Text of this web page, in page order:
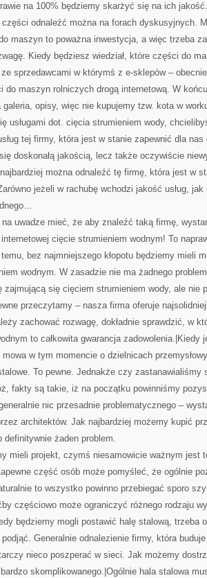
na 100% będziemy skarżyć się na ich
odnaleźć można na forach dyskusyjnych.
maszyn to poważna inwestycja, a więc trzeba
Kiedy będziesz wiedział, które części do
sprzedawcami w którymś z e-sklepów –
do maszyn rolniczych drogą internetową. W
opisy, więc nie kupujemy tzw. kota w
usługami dot. cięcia strumieniem wody,
tej firmy, która jest w stanie zapewnić dla
doskonałą jakością, lecz także oczywiście
można odnaleźć tę firmę, która jest w
jeżeli w rachubę wchodzi jakość usług,
na uwadze mieć, że aby znaleźć taką firmę,
cięcie strumieniem wodnym! To
temu, bez najmniejszego kłopotu będziemy mieli
wodnym. W zasadzie nie ma żadnego
zajmującą się cięciem strumieniem wody, ale nie
przeczytamy – nasza firma oferuje
zachować rozwagę, dokładnie sprawdzić, w
to całkowita gwarancja zadowolenia.|Kiedy
w tym momencie o dzielnicach
To pewne. Jednakże czy zastanawialiśmy
fakty są takie, iż na początku powinniśmy
nic przesadnie problematycznego –
architektów. Jak najbardziej możemy kupić
definitywnie żaden problem.
mieli projekt, czymś niesamowicie ważnym jest
część osób może pomyśleć, że ogólnie
to wszystko powinno przebiegać sporo
częściowo może ograniczyć różnego rodzaju
będziemy mogli postawić halę stalową, trzeba
Generalnie odnalezienie firmy, która
nieco poszperać w sieci. Jak możemy
skomplikowanego.|Ogólnie hala stalowa